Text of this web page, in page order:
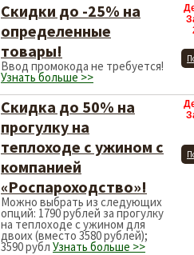
Скидки до -25% на
определенные
товары!
Ввод промокода не требуется!
Узнать больше >>
Скидка до 50% на
прогулку на
теплоходе с ужином с
компанией
«Роспароходство»!
Можно выбрать из следующих
опций: 1790 рублей за прогулку
на теплоходе с ужином для
двоих (вместо 3580 рублей);
3590 рубл Узнать больше >>